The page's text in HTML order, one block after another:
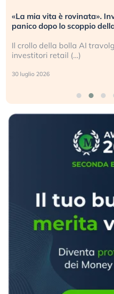
«La mia vita è rovinata».
panico dopo lo scoppio
Il crollo della bolla AI
investitori retail (…)
30 luglio 2026